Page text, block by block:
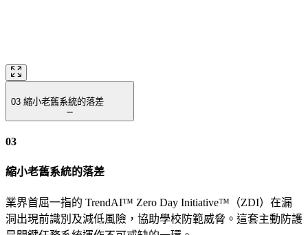
03 縮小老舊系統的落差
03
縮小老舊系統的落差
業界首屈一指的 TrendAI™ Zero Day Initiative™（ZDI）在漏
洞出現前識別及減低風險，協助學校防範威脅。這套主動防護